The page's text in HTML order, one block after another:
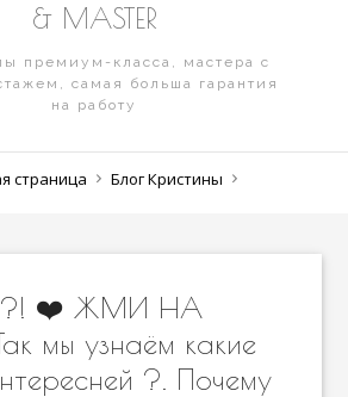
& MASTER
премиум-класса, мастера с
самая больша гарантия
на работу
страница Блог Кристины
?! ❤️ ЖМИ НА
мы узнаём какие
?. Почему